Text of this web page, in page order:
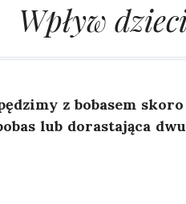
Wpływ
z bobasem
lub dorastająca